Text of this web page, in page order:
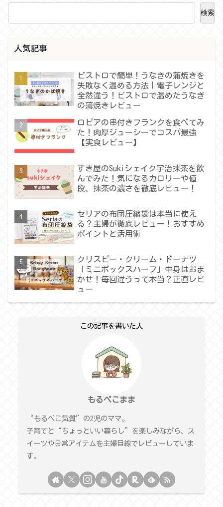
検索
人気記事
ビストロで簡単！うなぎの蒲焼きを
失敗なく温める方法｜電子レンジと
全然違う！ビストロで温めたうなぎ
の蒲焼きレビュー
ロピアの串付きフランクを食べてみ
た！肉厚ジューシーでコスパ最強
【実食レビュー】
すき屋のSukiシェイク宇治抹茶を飲
んでみた！気になるカロリーや値
段、抹茶の濃さを徹底レビュー！
セリアの布団圧縮袋は本当に使え
る？主婦が徹底レビュー！おすすめ
ポイントと活用術
クリスピー・クリーム・ドーナツ
「ミニボックスハーフ」中身はおま
かせ！毎回違うって本当？正直レビ
ュー
この記事を書いた人
もるぺこまま
“もるぺこ気質”の2児のママ。
子育てと“ちょっといい暮らし”を楽しみながら、ス
イーツや日常アイテムを主婦目線でレビューしていま
す。